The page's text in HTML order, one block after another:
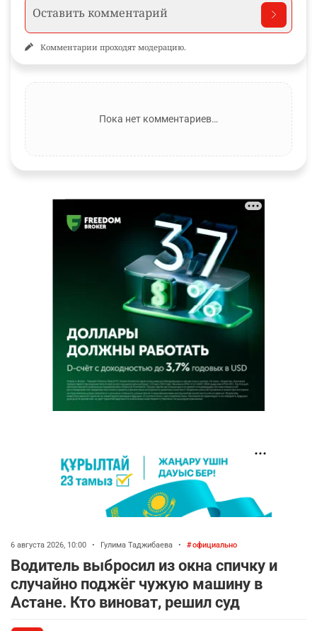
Комментарии проходят модерацию.
Пока нет комментариев…
6 августа 2026, 10:00 • Гулима Таджибаева • официально
Водитель выбросил из окна спичку и
случайно поджёг чужую машину в
Астане. Кто виноват, решил суд